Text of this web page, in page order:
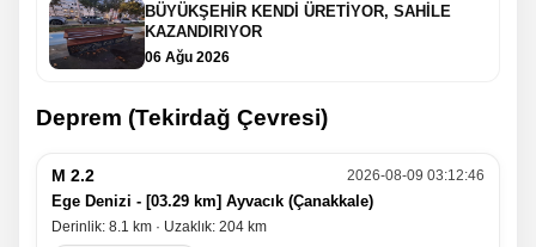
BÜYÜKŞEHİR KENDİ ÜRETİYOR, SAHİLE
KAZANDIRIYOR
06 Ağu 2026
Deprem (Tekirdağ Çevresi)
M 2.2 2026-08-09 03:12:46
Ege Denizi - [03.29 km] Ayvacık (Çanakkale)
Derinlik: 8.1 km · Uzaklık: 204 km